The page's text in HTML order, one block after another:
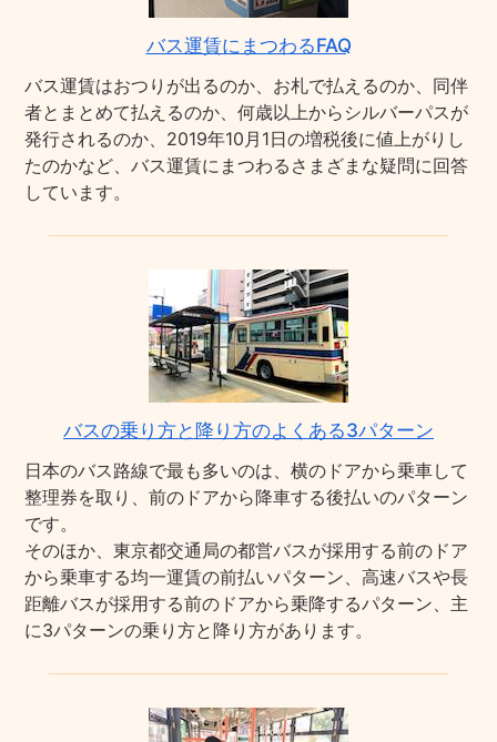
バス運賃にまつわるFAQ
バス運賃はおつりが出るのか、お札で払えるのか、同伴
者とまとめて払えるのか、何歳以上からシルバーパスが
発行されるのか、2019年10月1日の増税後に値上がりし
たのかなど、バス運賃にまつわるさまざまな疑問に回答
しています。
バスの乗り方と降り方のよくある3パターン
日本のバス路線で最も多いのは、横のドアから乗車して
整理券を取り、前のドアから降車する後払いのパターン
です。
そのほか、東京都交通局の都営バスが採用する前のドア
から乗車する均一運賃の前払いパターン、高速バスや長
距離バスが採用する前のドアから乗降するパターン、主
に3パターンの乗り方と降り方があります。